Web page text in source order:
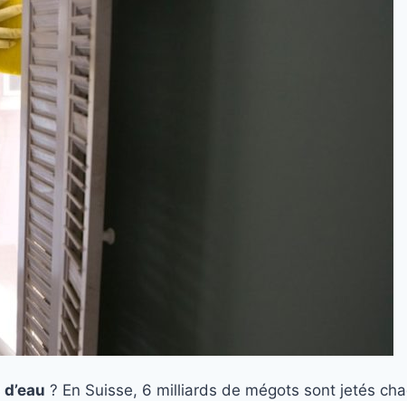
? En Suisse, 6 milliards de mégots sont jetés